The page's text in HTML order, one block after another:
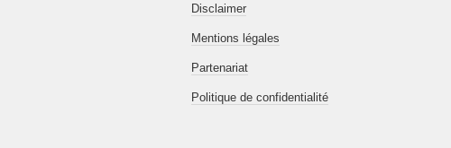
Disclaimer
Mentions légales
Partenariat
Politique de confidentialité